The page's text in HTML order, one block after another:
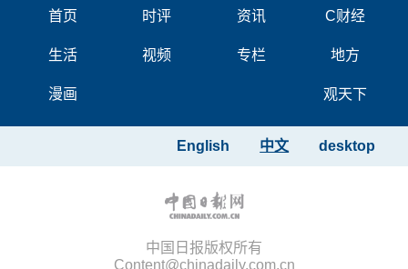
首页 时评 资讯 C财经
生活 视频 专栏 地方
漫画 观天下
desktop
中文
English
中国日报版权所有
Content@chinadaily.com.cn